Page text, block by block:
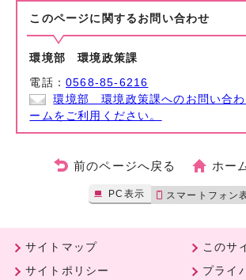
このページに関する お問い合わせ
環境部 環境政策課
電話：0568-85-6216
環境部 環境政策課へのお問い合わ
ームをご利用ください。
前のページへ戻る ホー
PC表示 スマートフォン
サイトマップ
このサ
サイトポリシー
プライ